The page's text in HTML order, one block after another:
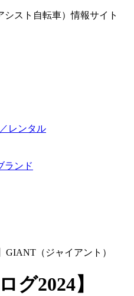
シスト自転車）情報サイト
レンタル
ランド
GIANT（ジャイアント）
グ2024】